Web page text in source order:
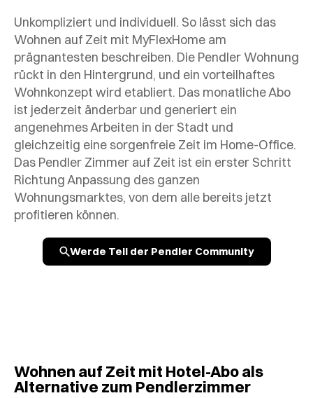
Unkompliziert und individuell. So lässt sich das
Wohnen auf Zeit mit MyFlexHome am
prägnantesten beschreiben. Die Pendler Wohnung
rückt in den Hintergrund, und ein vorteilhaftes
Wohnkonzept wird etabliert. Das monatliche Abo
ist jederzeit änderbar und generiert ein
angenehmes Arbeiten in der Stadt und
gleichzeitig eine sorgenfreie Zeit im Home-Office.
Das Pendler Zimmer auf Zeit ist ein erster Schritt
Richtung Anpassung des ganzen
Wohnungsmarktes, von dem alle bereits jetzt
profitieren können.
Werde Teil der Pendler Community
Wohnen auf Zeit mit Hotel-Abo als
Alternative zum Pendlerzimmer